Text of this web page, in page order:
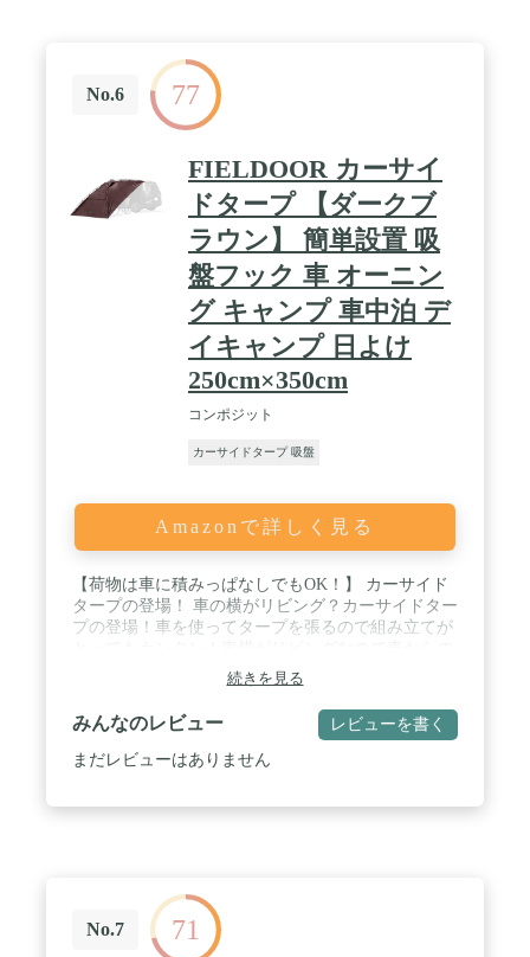
No.6 77
FIELDOOR カーサイ
ドタープ 【ダークブ
ラウン】 簡単設置 吸
盤フック 車 オーニン
グ キャンプ 車中泊 デ
イキャンプ 日よけ
250cm×350cm
コンポジット
カーサイドタープ 吸盤
Amazonで詳しく見る
【荷物は車に積みっぱなしでもOK！】 カーサイド
タープの登場！ 車の横がリビング？カーサイドター
プの登場！車を使ってタープを張るので組み立てが
荷物の出し入れがラクラク！荷物は車に積みっぱな
し、という事も可能です。 / 【レイアウトはシーン
や車種に合わせていろいろ。】 テント泊・デイキャ
ンプ・車中泊などにオススメです。 / 【車のサイズ
に合わせて、吸盤フックの位置を変えられる！】 カ
1,500mm以上 付属品 ・タープ×1 ・ポール×2 ・吸盤
フック×2 ・ペグ×4 ・ロープ×4 ・専用収納バッグ×1
・取扱説明書(日本語) / ※商品は、モニターによっ
続きを見る
みんなのレビュー レビューを書く
まだレビューはありません
No.7 71